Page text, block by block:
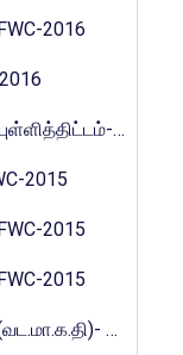
2016
2016
2015
2015
2015
2017